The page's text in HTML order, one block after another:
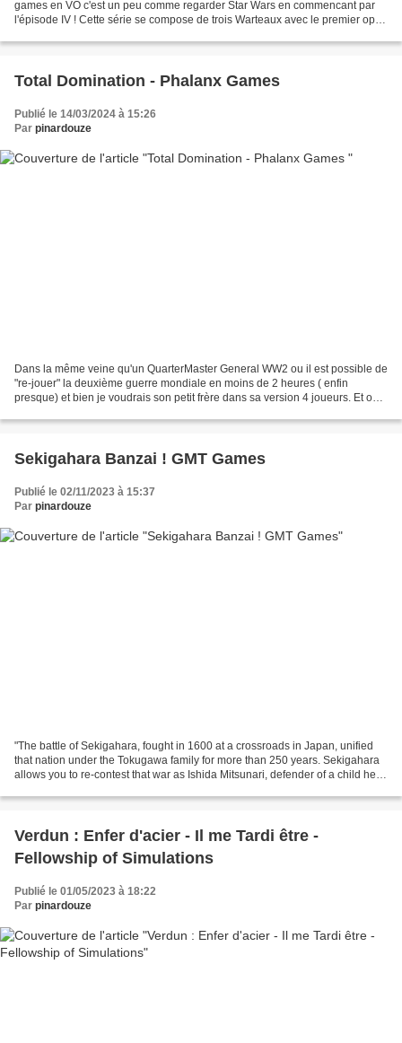
games en VO c'est un peu comme regarder Star Wars en commencant par
l'épisode IV ! Cette série se compose de trois Warteaux avec le premier opus
Total Domination - Phalanx Games
Publié le 14/03/2024 à 15:26
Par pinardouze
Dans la même veine qu'un QuarterMaster General WW2 ou il est possible de
"re-jouer" la deuxième guerre mondiale en moins de 2 heures ( enfin
presque) et bien je voudrais son petit frère dans sa version 4 joueurs. Et oui,
Sekigahara Banzai ! GMT Games
Publié le 02/11/2023 à 15:37
Par pinardouze
"The battle of Sekigahara, fought in 1600 at a crossroads in Japan, unified
that nation under the Tokugawa family for more than 250 years. Sekigahara
allows you to re-contest that war as Ishida Mitsunari, defender of a child heir,
Verdun : Enfer d'acier - Il me Tardi être -
Fellowship of Simulations
Publié le 01/05/2023 à 18:22
Par pinardouze